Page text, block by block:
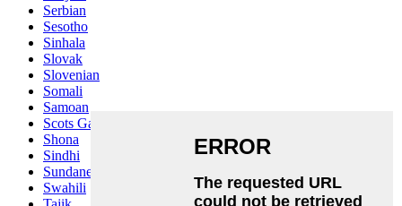
Serbian
Sesotho
Sinhala
Slovak
Slovenian
Somali
Samoan
Scots Gaelic
Shona
Sindhi
Sundanese
Swahili